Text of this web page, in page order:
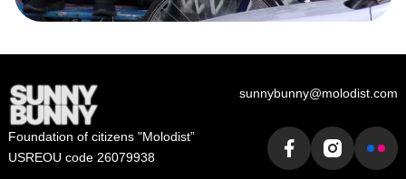
Foundation of сitizens "Molodist”
USREOU code 26079938
sunnybunny@molodist.com